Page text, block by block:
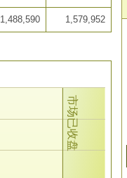
1,488,590 1,579,952
市场已收盘